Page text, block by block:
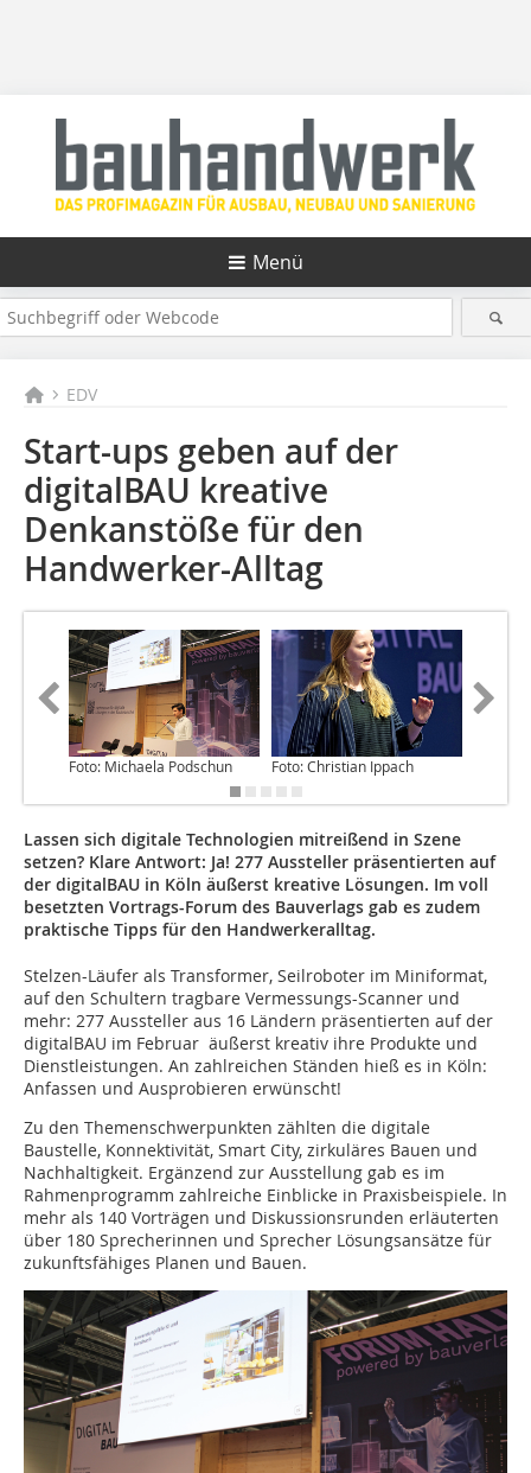
Menü
EDV
Start-ups geben auf der
digitalBAU kreative
Denkanstöße für den
Handwerker-Alltag
Foto: Michaela Podschun Foto: Christian Ippach
Lassen sich digitale Technologien mitreißend in Szene
setzen? Klare Antwort: Ja! 277 Aussteller präsentierten auf
der digitalBAU in Köln äußerst kreative Lösungen. Im voll
besetzten Vortrags-Forum des Bauverlags gab es zudem
praktische Tipps für den Handwerkeralltag.
Stelzen-Läufer als Transformer, Seilroboter im Miniformat,
auf den Schultern tragbare Vermessungs-Scanner und
mehr: 277 Aussteller aus 16 Ländern präsentierten auf der
digitalBAU im Februar äußerst kreativ ihre Produkte und
Dienstleistungen. An zahlreichen Ständen hieß es in Köln:
Anfassen und Ausprobieren erwünscht!
Zu den Themenschwerpunkten zählten die digitale
Baustelle, Konnektivität, Smart City, zirkuläres Bauen und
Nachhaltigkeit. Ergänzend zur Ausstellung gab es im
Rahmenprogramm zahlreiche Einblicke in Praxisbeispiele. In
mehr als 140 Vorträgen und Diskussionsrunden erläuterten
über 180 Sprecherinnen und Sprecher Lösungsansätze für
zukunftsfähiges Planen und Bauen.